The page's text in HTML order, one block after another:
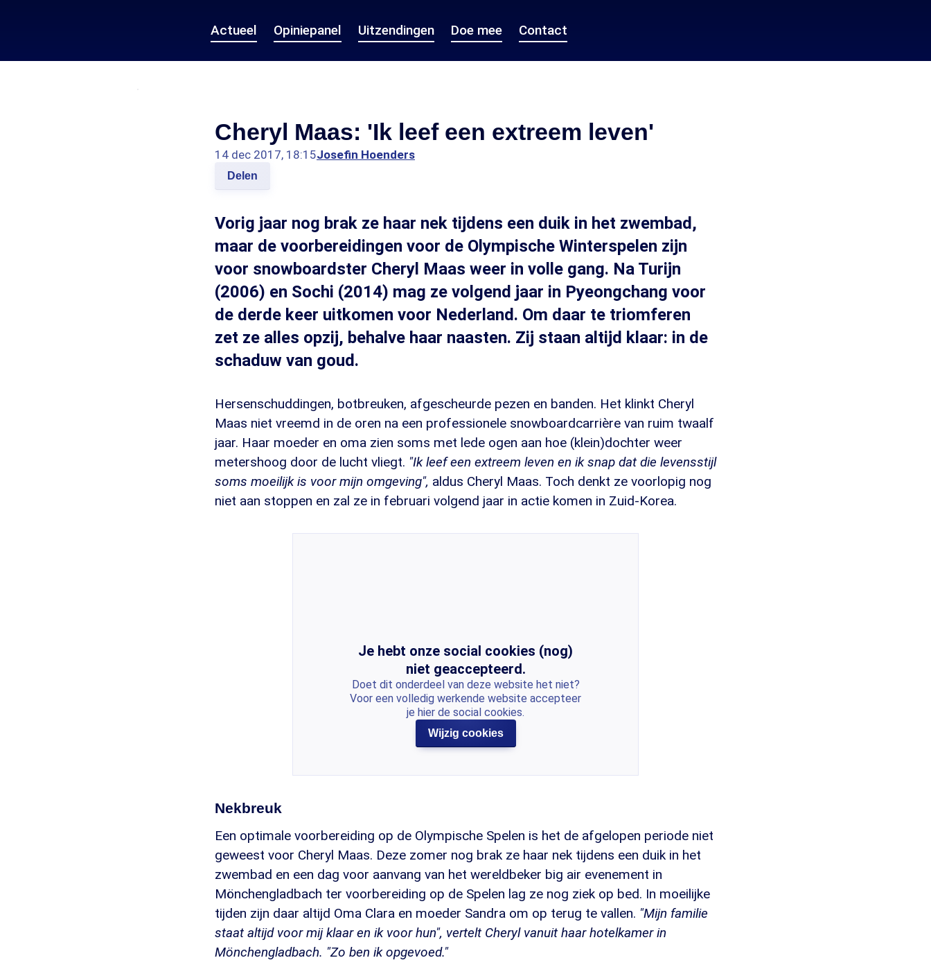
Actueel Opiniepanel Uitzendingen Doe mee Contact
Cheryl Maas: 'Ik leef een extreem leven'
14 dec 2017, 18:15Josefin Hoenders
Delen
Vorig jaar nog brak ze haar nek tijdens een duik in het zwembad,
maar de voorbereidingen voor de Olympische Winterspelen zijn
voor snowboardster Cheryl Maas weer in volle gang. Na Turijn
(2006) en Sochi (2014) mag ze volgend jaar in Pyeongchang voor
de derde keer uitkomen voor Nederland. Om daar te triomferen
zet ze alles opzij, behalve haar naasten. Zij staan altijd klaar: in de
schaduw van goud.
Hersenschuddingen, botbreuken, afgescheurde pezen en banden. Het klinkt Cheryl
Maas niet vreemd in de oren na een professionele snowboardcarrière van ruim twaalf
jaar. Haar moeder en oma zien soms met lede ogen aan hoe (klein)dochter weer
metershoog door de lucht vliegt. "Ik leef een extreem leven en ik snap dat die levensstijl
soms moeilijk is voor mijn omgeving", aldus Cheryl Maas. Toch denkt ze voorlopig nog
niet aan stoppen en zal ze in februari volgend jaar in actie komen in Zuid-Korea.
Je hebt onze social cookies (nog)
niet geaccepteerd.
Doet dit onderdeel van deze website het niet?
Voor een volledig werkende website accepteer
je hier de social cookies.
Wijzig cookies
Nekbreuk
Een optimale voorbereiding op de Olympische Spelen is het de afgelopen periode niet
geweest voor Cheryl Maas. Deze zomer nog brak ze haar nek tijdens een duik in het
zwembad en een dag voor aanvang van het wereldbeker big air evenement in
Mönchengladbach ter voorbereiding op de Spelen lag ze nog ziek op bed. In moeilijke
tijden zijn daar altijd Oma Clara en moeder Sandra om op terug te vallen. "Mijn familie
staat altijd voor mij klaar en ik voor hun", vertelt Cheryl vanuit haar hotelkamer in
Mönchengladbach. "Zo ben ik opgevoed."